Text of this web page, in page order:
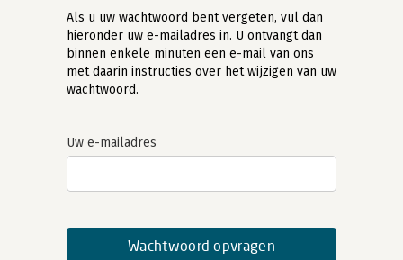
Als u uw wachtwoord bent vergeten, vul dan
hieronder uw e-mailadres in. U ontvangt dan
binnen enkele minuten een e-mail van ons
met daarin instructies over het wijzigen van uw
wachtwoord.
Uw e-mailadres